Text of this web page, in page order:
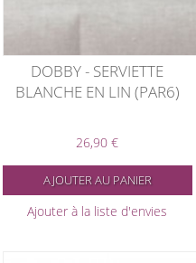
DOBBY - SERVIETTE
BLANCHE EN LIN (PAR6)
26,90 €
AJOUTER AU PANIER
Ajouter à la liste d'envies